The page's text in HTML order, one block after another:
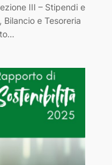
III – Stipendi e
e Tesoreria